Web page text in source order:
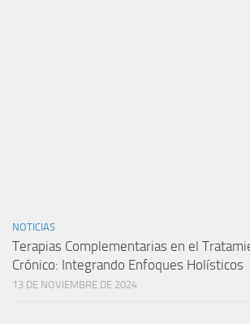
NOTICIAS
Terapias Complementarias en el
Crónico: Integrando Enfoques Holísticos
13 DE NOVIEMBRE DE 2024